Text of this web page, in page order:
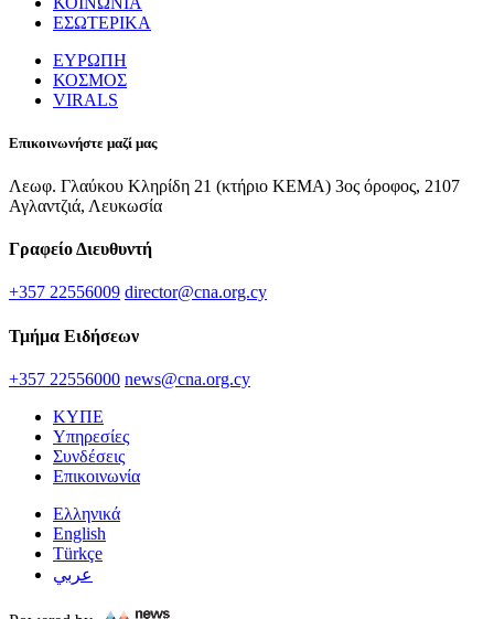
ΕΣΩΤΕΡΙΚΑ
ΕΥΡΩΠΗ
ΚΟΣΜΟΣ
VIRALS
Επικοινωνήστε μαζί μας
Λεωφ. Γλαύκου Κληρίδη 21 (κτήριο ΚΕΜΑ) 3ος όροφος, 2107
Αγλαντζιά, Λευκωσία
Γραφείο Διευθυντή
+357 22556009 director@cna.org.cy
Τμήμα Ειδήσεων
+357 22556000 news@cna.org.cy
ΚΥΠΕ
Υπηρεσίες
Συνδέσεις
Επικοινωνία
Ελληνικά
English
Türkçe
عربي